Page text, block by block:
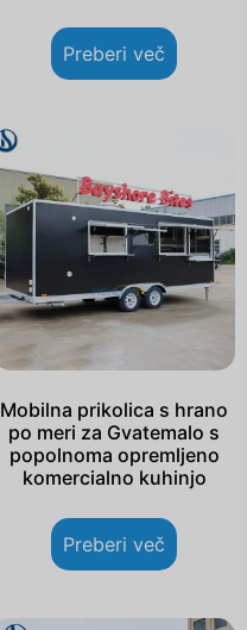
Preberi več
Mobilna prikolica s hrano
po meri za Gvatemalo s
popolnoma opremljeno
komercialno kuhinjo
Preberi več